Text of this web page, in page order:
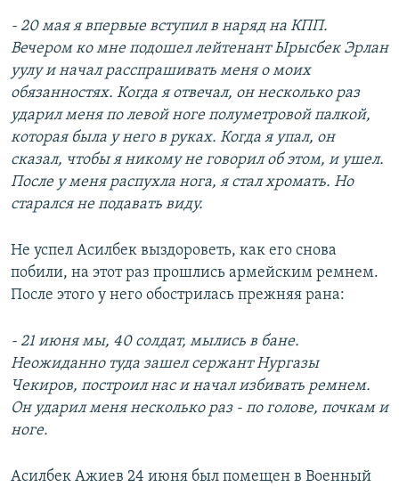
- 20 мая я впервые вступил в наряд на КПП.
Вечером ко мне подошел лейтенант Ырысбек Эрлан
уулу и начал расспрашивать меня о моих
обязанностях. Когда я отвечал, он несколько раз
ударил меня по левой ноге полуметровой палкой,
которая была у него в руках. Когда я упал, он
сказал, чтобы я никому не говорил об этом, и ушел.
После у меня распухла нога, я стал хромать. Но
старался не подавать виду.
Не успел Асилбек выздороветь, как его снова
побили, на этот раз прошлись армейским ремнем.
После этого у него обострилась прежняя рана:
- 21 июня мы, 40 солдат, мылись в бане.
Неожиданно туда зашел сержант Нургазы
Чекиров, построил нас и начал избивать ремнем.
Он ударил меня несколько раз - по голове, почкам и
ноге.
Асилбек Ажиев 24 июня был помещен в Военный